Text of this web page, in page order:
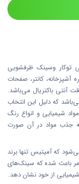
توکار وسینک ظرفشویی
آشپزخانه، کانتر، صفحات
آنتی باکتریال می‌باشد.
که دلیل این انتخاب
مواد شیمیایی و انواع رنگ
جذب مواد در آن صورت
که آمیتیس تنها برند
باعث شده که سینک‌های
از خود نشان دهد.